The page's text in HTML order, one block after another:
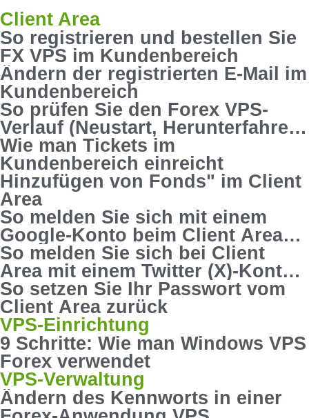
Client Area
So registrieren und bestellen Sie
FX VPS im Kundenbereich
Ändern der registrierten E-Mail im
Kundenbereich
So prüfen Sie den Forex VPS-
Verlauf (Neustart, Herunterfahren,
Anhalten) im Client-Bereich
Wie man Tickets im
Kundenbereich einreicht
Hinzufügen von Fonds" im Client
Area
So melden Sie sich mit einem
Google-Konto beim Client Area
an
So melden Sie sich bei Client
Area mit einem Twitter (X)-Konto
an
So setzen Sie Ihr Passwort vom
Client Area zurück
VPS-Einrichtung
9 Schritte: Wie man Windows VPS
Forex verwendet
VPS-Verwaltung
Ändern des Kennworts in einer